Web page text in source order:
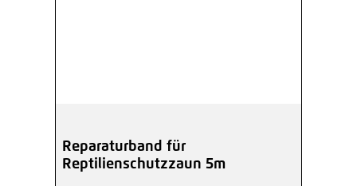
Reparaturband für
Reptilienschutzzaun 5m